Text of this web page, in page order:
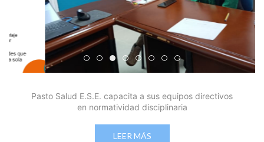
Edicto Emplazatorio a los Afiliados en el Régimen
Pasto Salud ESE lidera gestión institucional
Pasto Salud E.S.E. capacita a sus equipos
Último día para inscripciones en
Viceministro garantiza
Mil pesos que salvan vidas:
Cápsula 18-26 - Reporte
Cápsula 17-26 -
Pasto Salud E.S.E. capacita a sus equipos directivos
en normatividad disciplinaria
LEER MÁS